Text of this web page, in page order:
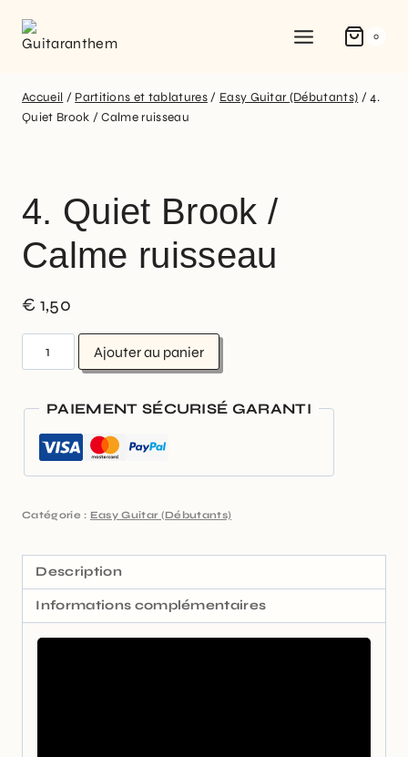
0
Accueil / Partitions et tablatures / Easy Guitar (Débutants) / 4.
Quiet Brook / Calme ruisseau
4. Quiet Brook /
Calme ruisseau
€ 1,50
Ajouter au panier
PAIEMENT SÉCURISÉ GARANTI
Catégorie : Easy Guitar (Débutants)
Description
Informations complémentaires